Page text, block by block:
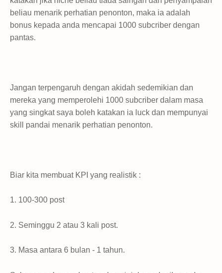
beliau menarik perhatian penonton, maka ia adalah
bonus kepada anda mencapai 1000 subcriber dengan
pantas.
Jangan terpengaruh dengan akidah sedemikian dan
mereka yang memperolehi 1000 subcriber dalam masa
yang singkat saya boleh katakan ia luck dan mempunyai
skill pandai menarik perhatian penonton.
Biar kita membuat KPI yang realistik :
1. 100-300 post
2. Seminggu 2 atau 3 kali post.
3. Masa antara 6 bulan - 1 tahun.